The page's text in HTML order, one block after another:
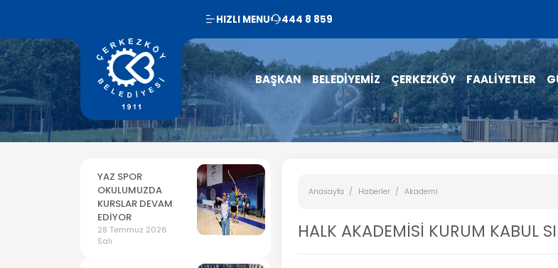
HIZLI MENU 444 8 859
BAŞKAN BELEDİYEMİZ ÇERKEZKÖY FAALİYETLER
YAZ SPOR
OKULUMUZDA
KURSLAR DEVAM
EDİYOR
28 Temmuz 2026
Salı
Anasayfa Haberler Akademi
HALK AKADEMİSİ KURUM KABUL